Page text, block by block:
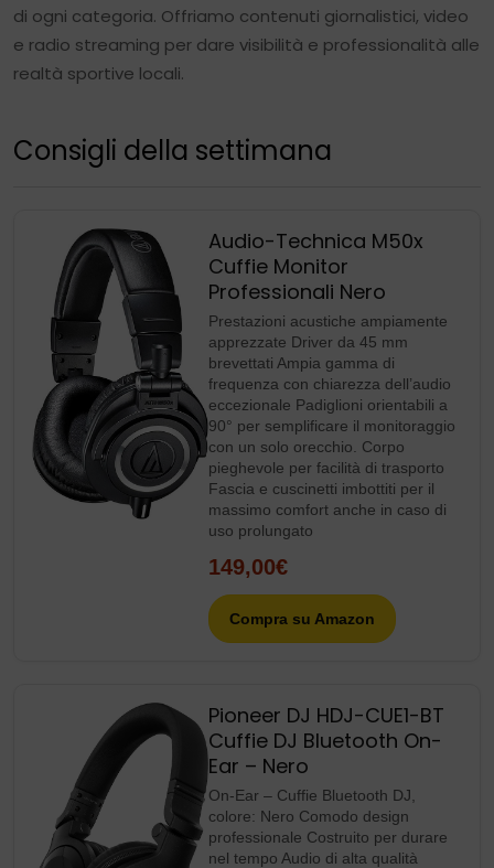
di ogni categoria. Offriamo contenuti giornalistici, video
e radio streaming per dare visibilità e professionalità alle
realtà sportive locali.
Consigli della settimana
Audio-Technica M50x
Cuffie Monitor
Professionali Nero
Prestazioni acustiche ampiamente
apprezzate Driver da 45 mm
brevettati Ampia gamma di
frequenza con chiarezza dell’audio
eccezionale Padiglioni orientabili a
90° per semplificare il monitoraggio
con un solo orecchio. Corpo
pieghevole per facilità di trasporto
Fascia e cuscinetti imbottiti per il
massimo comfort anche in caso di
uso prolungato
149,00€
Compra su Amazon
Pioneer DJ HDJ-CUE1-BT
Cuffie DJ Bluetooth On-
Ear – Nero
On-Ear – Cuffie Bluetooth DJ,
colore: Nero Comodo design
professionale Costruito per durare
nel tempo Audio di alta qualità